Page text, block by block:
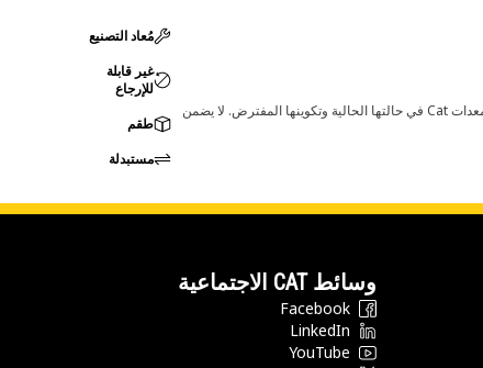
قد تؤدي أي تغييرات في ضبط الشركة المصنعة إلى عدم ملاءمة المنتج لمعدات Cat لديك. يرجى استشارة وكيل Cat لديك قبل الشراء للتأكد من أن هذه القطعة مناسبة لمعدات Cat في حالتها الحالية وتكوينها المفترض. لا يضمن
مُعاد التصنيع
غير قابلة
للإرجاع
طقم
مستبدلة
وسائط CAT الاجتماعية
Facebook
LinkedIn
YouTube